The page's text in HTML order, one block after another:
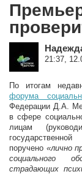
21:37,
По итогам
форума
Федерации Д.А.
в сфере
лицам
поручено «лично
социального
страдающих